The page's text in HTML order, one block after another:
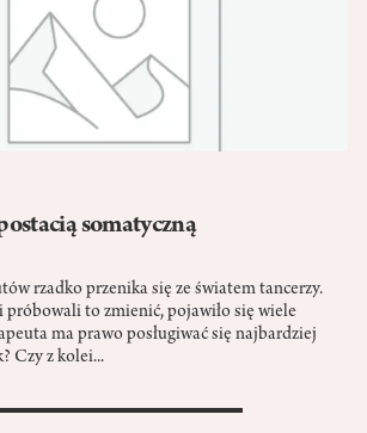
somatyczną
rzadko przenika się ze światem tancerzy.
próbowali to zmienić, pojawiło się wiele
ma prawo posługiwać się najbardziej
Czy z kolei...